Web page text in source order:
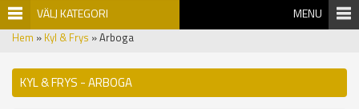
VÄLJ KATEGORI MENU
Hem » Kyl & Frys » Arboga
KYL & FRYS - ARBOGA